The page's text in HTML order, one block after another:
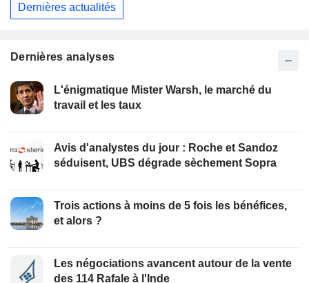
Dernières actualités
Dernières analyses
L'énigmatique Mister Warsh, le marché du
travail et les taux
Avis d'analystes du jour : Roche et Sandoz
séduisent, UBS dégrade sèchement Sopra
Trois actions à moins de 5 fois les bénéfices,
et alors ?
Les négociations avancent autour de la vente
des 114 Rafale à l'Inde